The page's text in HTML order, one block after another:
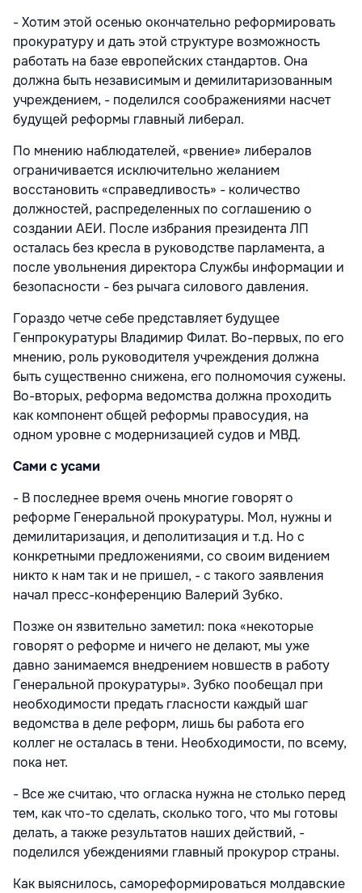
- Хотим этой осенью окончательно реформировать
прокуратуру и дать этой структуре возможность
работать на базе европейских стандартов. Она
должна быть независимым и демилитаризованным
учреждением, - поделился соображениями насчет
будущей реформы главный либерал.
По мнению наблюдателей, «рвение» либералов
ограничивается исключительно желанием
восстановить «справедливость» - количество
должностей, распределенных по соглашению о
создании АЕИ. После избрания президента ЛП
осталась без кресла в руководстве парламента, а
после увольнения директора Службы информации и
безопасности - без рычага силового давления.
Гораздо четче себе представляет будущее
Генпрокуратуры Владимир Филат. Во-первых, по его
мнению, роль руководителя учреждения должна
быть существенно снижена, его полномочия сужены.
Во-вторых, реформа ведомства должна проходить
как компонент общей реформы правосудия, на
одном уровне с модернизацией судов и МВД.
Сами с усами
- В последнее время очень многие говорят о
реформе Генеральной прокуратуры. Мол, нужны и
демилитаризация, и деполитизация и т.д. Но с
конкретными предложениями, со своим видением
никто к нам так и не пришел, - с такого заявления
начал пресс-конференцию Валерий Зубко.
Позже он язвительно заметил: пока «некоторые
говорят о реформе и ничего не делают, мы уже
давно занимаемся внедрением новшеств в работу
Генеральной прокуратуры». Зубко пообещал при
необходимости предать гласности каждый шаг
ведомства в деле реформ, лишь бы работа его
коллег не осталась в тени. Необходимости, по всему,
пока нет.
- Все же считаю, что огласка нужна не столько перед
тем, как что-то сделать, сколько того, что мы готовы
делать, а также результатов наших действий, -
поделился убеждениями главный прокурор страны.
Как выяснилось, самореформироваться молдавские